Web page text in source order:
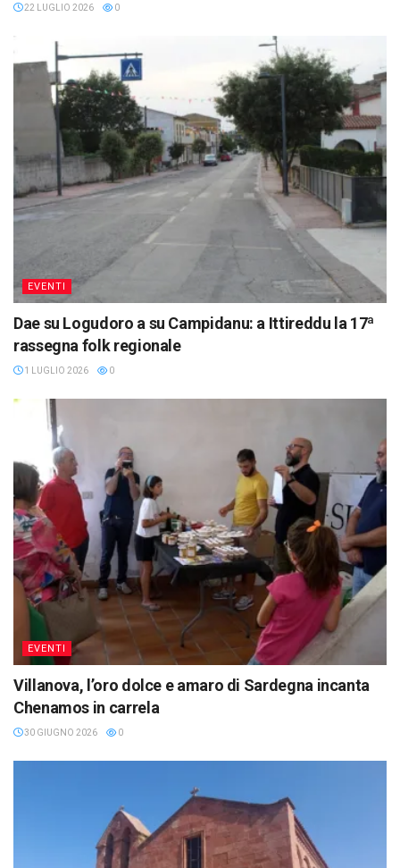
22 LUGLIO 2026 0
EVENTI
Dae su Logudoro a su Campidanu: a Ittireddu la 17ª
rassegna folk regionale
1 LUGLIO 2026 0
EVENTI
Villanova, l’oro dolce e amaro di Sardegna incanta
Chenamos in carrela
30 GIUGNO 2026 0